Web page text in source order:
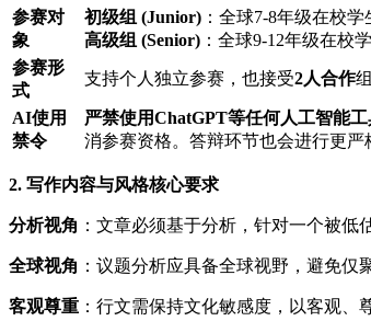
参赛对
象
初级组 (Junior) ：全球7-8年级在校学
高级组 (Senior) ：全球9-12年级在校学
参赛形
式
支持个人独立参赛，也接受2人合作
AI使用
禁令
严禁使用ChatGPT等任何人工智能
消参赛资格。答辩环节也会进行更严
2. 写作内容与风格核心要求
分析视角 ：文章必须基于分析，针对一个被
全球视角 ：议题分析应具备全球视野，避免仅
客观尊重 ：行文需保持文化敏感度，以客观、